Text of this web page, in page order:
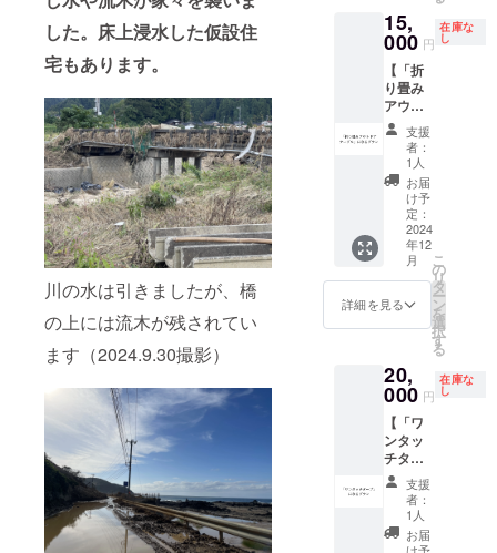
した。床上浸水した仮設住
宅もあります。
川の水は引きましたが、橋
の上には流木が残されてい
ます（2024.9.30撮影）
援時、
必ず備
考欄に
掲載を
希望さ
れるお
名前を
ご記入
くださ
い
：
ロゴや
バナー
などの
画像の
受け渡
ロジェ
クト終
お送り
する
メール
をご確
認くだ
さい。
3. ブッ
い。特
にご希
望され
る本が
ない場
合は、
「な
し」と
お書き
添えく
ださい
（複数
人から
同じ本
のご希
望が
あった
セージ
をお送
りする
可能性
があり
ます）
★寄付
金領収
10,000
（CAM
PFIRE
メッ
セー
ジ） 2.
ブック
カフェ
におい
てもら
いたい
本を一
冊選べ
ます。
備考欄
におい
てもら
いたい
社をご
記入く
ださ
い。特
にご希
望され
る本が
ない場
合は、
「な
15,
000 円
在庫な
し
【「折
り畳み
アウト
ドア
テーブ
ル」に
なるプ
ラン】
1. 感謝
の気持
ちを込
めて、
お礼の
メッ
セージ
をお送
す。
（CAM
PFIRE
メッ
セー
ジ） 2.
折り畳
みアウ
トドア
テーブ
ルにお
支援
者：
1人
お届
け予
定：
2024
年12
月
詳細を見る
こ
の
リ
タ
ー
ン
を
選
択
す
る
20,
000 円
在庫な
し
【「ワ
ンタッ
チター
プ」に
なるプ
ラン】
1. 感謝
の気持
支援
者：
1人
お届
け予